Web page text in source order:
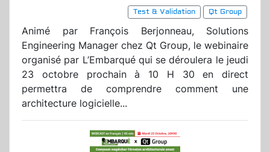
Test & Validation
Qt Group
Animé par François Berjonneau, Solutions
Engineering Manager chez Qt Group, le webinaire
organisé par L’Embarqué qui se déroulera le jeudi
23 octobre prochain à 10 H 30 en direct
permettra de comprendre comment une
architecture logicielle...